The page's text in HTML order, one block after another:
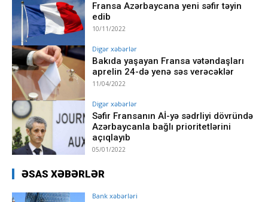
Fransa Azərbaycana yeni səfir təyin
edib
10/11/2022
Digər xəbərlər
Bakıda yaşayan Fransa vətəndaşları
aprelin 24-də yenə səs verəcəklər
11/04/2022
Digər xəbərlər
Səfir Fransanın Aİ-yə sədrliyi dövründə
Azərbaycanla bağlı prioritetlərini
açıqlayıb
05/01/2022
ƏSAS XƏBƏRLƏR
Bank xəbərləri